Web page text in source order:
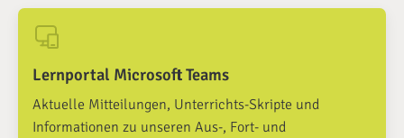
Lernportal Microsoft Teams
Aktuelle Mitteilungen, Unterrichts-Skripte und
Informationen zu unseren Aus-, Fort- und